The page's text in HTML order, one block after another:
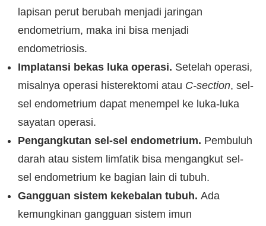
lapisan perut berubah menjadi jaringan
endometrium, maka ini bisa menjadi
endometriosis.
Implatansi bekas luka operasi. Setelah operasi,
misalnya operasi histerektomi atau C-section, sel-
sel endometrium dapat menempel ke luka-luka
sayatan operasi.
Pengangkutan sel-sel endometrium. Pembuluh
darah atau sistem limfatik bisa mengangkut sel-
sel endometrium ke bagian lain di tubuh.
Gangguan sistem kekebalan tubuh. Ada
kemungkinan gangguan sistem imun